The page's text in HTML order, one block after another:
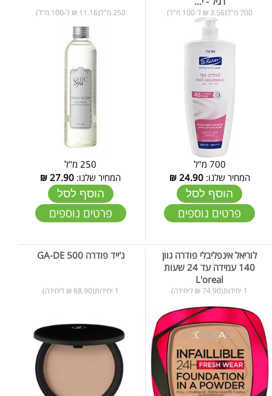
700 מ"ל(3.56 ₪ ל-100 מ"ל)
700 מ"ל
המחיר שלנו:24.90
₪
הוסף לסל
פרטים נוספים
250 מ"ל(11.16 ₪ ל-100 מ"ל)
250 מ"ל
המחיר שלנו: 27.90
₪
הוסף לסל
פרטים נוספים
לוריאל אינפליבלי פודרה גוון
140 עמידה עד 24 שעות
L'oreal
1 יחידות(74.90 ₪ ליחידה)
ג'ייד פודרה 500 GA-DE
1 יחידות(68.90 ₪ ליחידה)